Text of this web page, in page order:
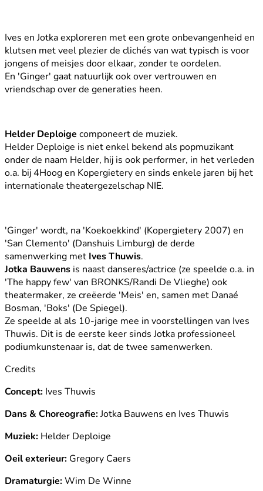
Ives en Jotka exploreren met een grote onbevangenheid en
klutsen met veel plezier de clichés van wat typisch is voor
jongens of meisjes door elkaar, zonder te oordelen.
En 'Ginger' gaat natuurlijk ook over vertrouwen en
vriendschap over de generaties heen.
Helder Deploige componeert de muziek.
Helder Deploige is niet enkel bekend als popmuzikant
onder de naam Helder, hij is ook performer, in het verleden
o.a. bij 4Hoog en Kopergietery en sinds enkele jaren bij het
internationale theatergezelschap NIE.
'Ginger' wordt, na 'Koekoekkind' (Kopergietery 2007) en
'San Clemento' (Danshuis Limburg) de derde
samenwerking met Ives Thuwis.
Jotka Bauwens is naast danseres/actrice (ze speelde o.a. in
'The happy few' van BRONKS/Randi De Vlieghe) ook
theatermaker, ze creëerde 'Meis' en, samen met Danaé
Bosman, 'Boks' (De Spiegel).
Ze speelde al als 10-jarige mee in voorstellingen van Ives
Thuwis. Dit is de eerste keer sinds Jotka professioneel
podiumkunstenaar is, dat de twee samenwerken.
Credits
Concept: Ives Thuwis
Dans & Choreografie:Jotka Bauwens en Ives Thuwis
Muziek: Helder Deploige
Oeil exterieur: Gregory Caers
Dramaturgie:Wim De Winne